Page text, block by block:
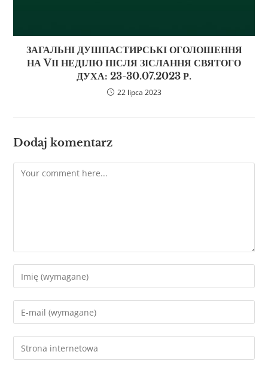
ЗАГАЛЬНІ ДУШПАСТИРСЬКІ ОГОЛОШЕННЯ
НА VІІ НЕДІЛЮ ПІСЛЯ ЗІСЛАННЯ СВЯТОГО
ДУХА: 23-30.07.2023 Р.
22 lipca 2023
Dodaj komentarz